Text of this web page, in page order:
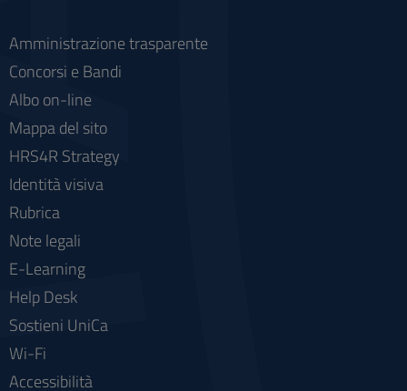
Amministrazione trasparente
Concorsi e Bandi
Albo on-line
Mappa del sito
HRS4R Strategy
Identità visiva
Rubrica
Note legali
E-Learning
Help Desk
Sostieni UniCa
Wi-Fi
Accessibilità